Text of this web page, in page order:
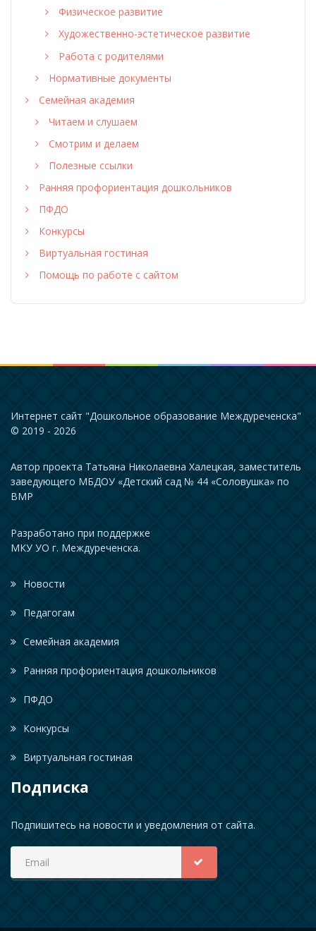
Физическое развитие
Художественно-эстетическое развитие
Работа с родителями
Нормативные документы
Семейная академия
Читаем и слушаем
Смотрим и делаем
Полезные ссылки
Ранняя профориентация дошкольников
ПФДО
Конкурсы
Виртуальная гостиная
Помощь по работе с сайтом
Интернет сайт "Дошкольное образование Междуреченска"
© 2019 - 2026
Автор проекта Татьяна Николаевна Халецкая, заместитель
заведующего МБДОУ «Детский сад № 44 «Соловушка» по
ВМР
Разработано при поддержке
МКУ УО г. Междуреченска.
Новости
Педагогам
Семейная академия
Ранняя профориентация дошкольников
ПФДО
Конкурсы
Виртуальная гостиная
Подписка
Подпишитесь на новости и уведомления от сайта.